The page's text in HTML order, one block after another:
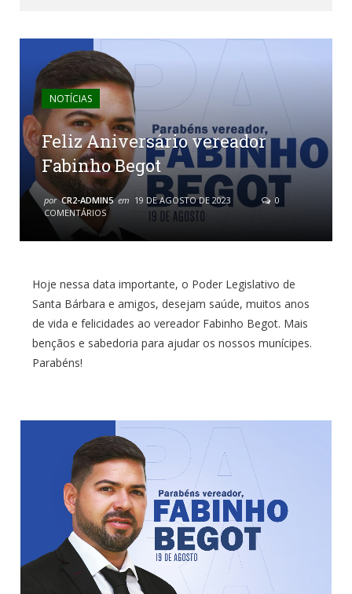
NOTÍCIAS
Feliz Aniversário vereador
Fabinho Begot
por CR2-ADMIN5 em 19 DE AGOSTO DE 2023
0
COMENTÁRIOS
Hoje nessa data importante, o Poder Legislativo de
Santa Bárbara e amigos, desejam saúde, muitos anos
de vida e felicidades ao vereador Fabinho Begot. Mais
bençãos e sabedoria para ajudar os nossos munícipes.
Parabéns!